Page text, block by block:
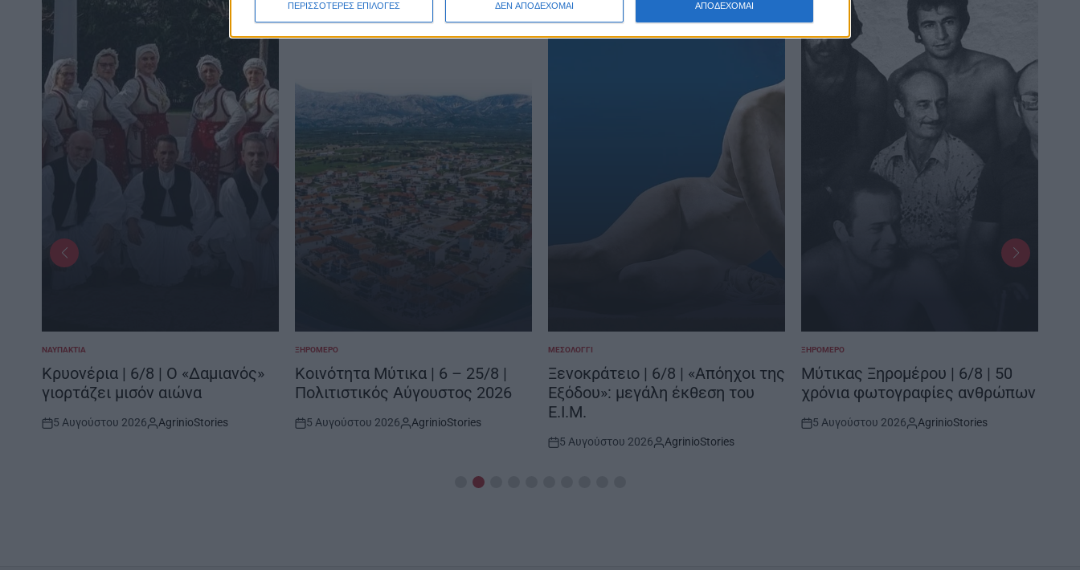
ΠΕΡΙΣΣΟΤΕΡΕΣ ΕΠΙΛΟΓΕΣ ΔΕΝ ΑΠΟΔΕΧΟΜΑΙ ΑΠΟΔΕΧΟΜΑΙ
POSTED
IN
ΝΑΥΠΑΚΤΊΑ
Κρυονέρια | 6/8 | Ο «Δαμιανός»
γιορτάζει μισόν αιώνα
Post
5 Αυγούστου 2026
By:
AgrinioStories
POSTED
IN
ΞΗΡΟΜΕΡΟ
Κοινότητα Μύτικα | 6 – 25/8 |
Πολιτιστικός Αύγουστος 2026
Post
5 Αυγούστου 2026
By:
AgrinioStories
POSTED
IN
ΜΕΣΟΛΌΓΓΙ
Ξενοκράτειο | 6/8 | «Απόηχοι της
Εξόδου»: μεγάλη έκθεση του
Ε.Ι.Μ.
Post
5 Αυγούστου 2026
By:
AgrinioStories
POSTED
IN
ΞΗΡΟΜΕΡΟ
Μύτικας Ξηρομέρου | 6/8 | 50
χρόνια φωτογραφίες ανθρώπων
Post
5 Αυγούστου 2026
By:
AgrinioStories